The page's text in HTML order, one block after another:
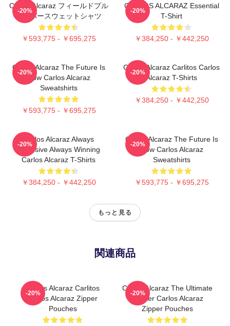
Carlos Alcaraz フィールドプル
オーバースウェットシャツ
￥593,775 - ￥695,275
-20%
CARLOS ALCARAZ Essential
T-Shirt
￥384,250 - ￥442,250
-20%
Carlos Alcaraz The Future Is
Now Carlos Alcaraz
Sweatshirts
￥593,775 - ￥695,275
-20%
Carlos Alcaraz Carlitos Carlos
Alcaraz T-Shirts
￥384,250 - ￥442,250
-20%
Carlos Alcaraz Always
Explosive Always Winning
Carlos Alcaraz T-Shirts
￥384,250 - ￥442,250
-20%
Carlos Alcaraz The Future Is
Now Carlos Alcaraz
Sweatshirts
￥593,775 - ￥695,275
-20%
もっと見る
関連商品
Carlos Alcaraz Carlitos
Carlos Alcaraz Zipper
Pouches
-20%
Carlos Alcaraz The Ultimate
Fighter Carlos Alcaraz
Zipper Pouches
-20%